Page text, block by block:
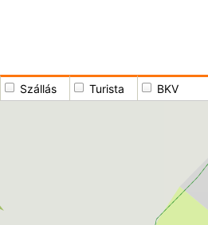
Szállás Turista BKV